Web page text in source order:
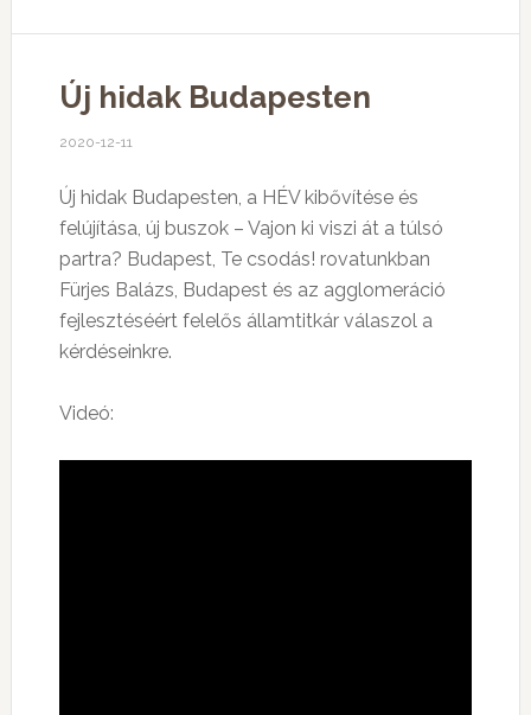
Új hidak Budapesten
2020-12-11
Új hidak Budapesten, a HÉV kibővítése és
felújítása, új buszok – Vajon ki viszi át a túlsó
partra? Budapest, Te csodás! rovatunkban
Fürjes Balázs, Budapest és az agglomeráció
fejlesztéséért felelős államtitkár válaszol a
kérdéseinkre.
Videó: